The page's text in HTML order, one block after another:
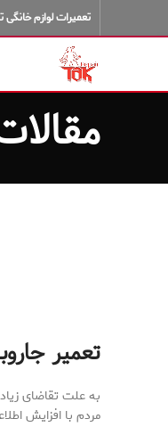
تعمیرات لوازم
تعمیر
به علت تقاضای
مردم با افزایش